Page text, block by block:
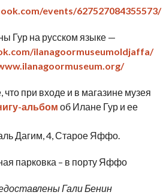
events/627527084355573/
Гур на русском языке —
ilanagoormuseumoldjaffa/
при входе и в магазине музея
альбом об Илане Гур и ее
Дагим, 4, Старое Яффо.
парковка – в порту Яффо
Гали Бенин